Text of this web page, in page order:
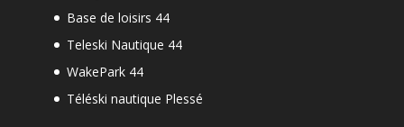
Base de loisirs 44
Teleski Nautique 44
WakePark 44
Téléski nautique Plessé